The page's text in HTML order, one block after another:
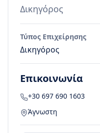
Δικηγόρος
Τύπος Επιχείρησης
Δικηγόρος
Επικοινωνία
+30 697 690 1603
Άγνωστη